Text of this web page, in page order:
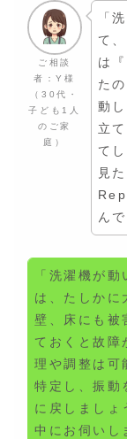
ご相談
者：Y様
（30代・
子ども1人
のご家
庭）
「
て
は
た
動
立
て
見
ん
「洗濯機が
は、たしか
壁、床にも被
ておくと故障
理や調整は可
特定し、振動
に戻しましょ
中にお伺いし